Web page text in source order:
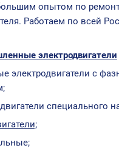
опытом по
Работаем по всей
электродвигатели
электродвигатели с
специального